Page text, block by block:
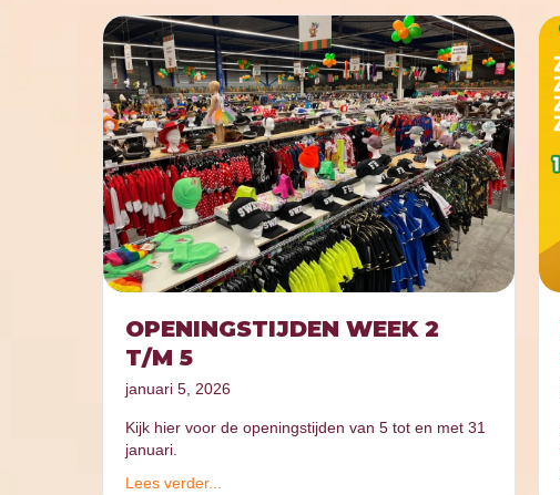
OPENINGSTIJDEN WEEK 2
T/M 5
januari 5, 2026
Kijk hier voor de openingstijden van 5 tot en met 31
januari.
Lees verder...